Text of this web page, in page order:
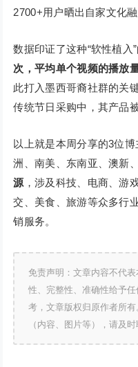
2700+用户晒出自家文化融
数据印证了这种“软性植入”
次，平均单个视频的播放
此打入墨西哥裔社群的
传统节日采购中，其产品
以上就是本周分享的3位
洲、南美、东南亚、澳新
源 ，涉及科技、电商、游
交、美食、旅游等众多行
销服务。
免责声明：文章内容不代
性、完整性、准确性给予
考，文章版权归原作者所
（内容、图片等），请及